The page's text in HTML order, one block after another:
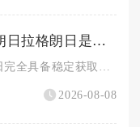
无尽的拉格朗日拉格朗日是否有能力获取大量金属
2026-08-08